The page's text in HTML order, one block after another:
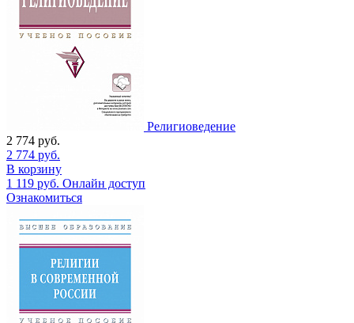
Религиоведение
2 774 руб.
2 774 руб.
В корзину
1 119 руб. Онлайн доступ
Ознакомиться